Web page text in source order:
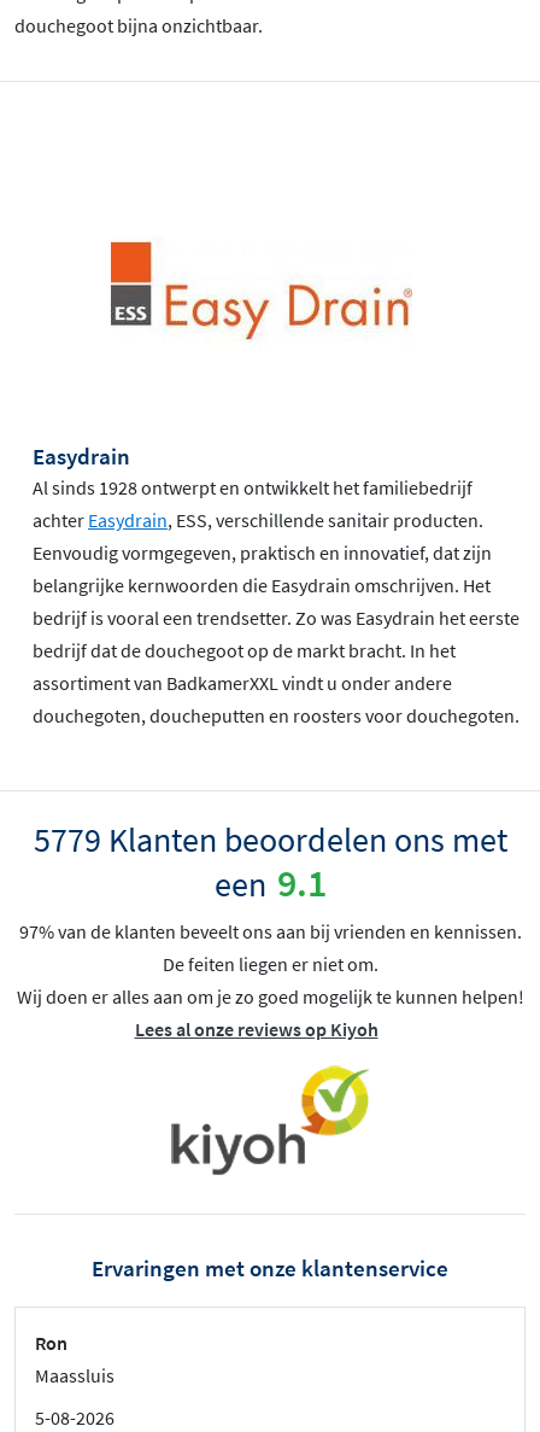
douchegoot bijna onzichtbaar.
Easydrain
Al sinds 1928 ontwerpt en ontwikkelt het familiebedrijf
achter Easydrain, ESS, verschillende sanitair producten.
Eenvoudig vormgegeven, praktisch en innovatief, dat zijn
belangrijke kernwoorden die Easydrain omschrijven. Het
bedrijf is vooral een trendsetter. Zo was Easydrain het eerste
bedrijf dat de douchegoot op de markt bracht. In het
assortiment van BadkamerXXL vindt u onder andere
douchegoten, doucheputten en roosters voor douchegoten.
5779 Klanten beoordelen ons met
een 9.1
97% van de klanten beveelt ons aan bij vrienden en kennissen.
De feiten liegen er niet om.
Wij doen er alles aan om je zo goed mogelijk te kunnen helpen!
Lees al onze reviews op Kiyoh
Ervaringen met onze klantenservice
Ron
Maassluis
5-08-2026